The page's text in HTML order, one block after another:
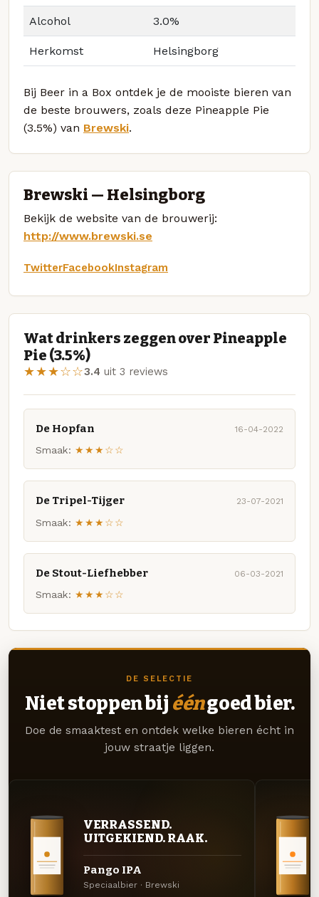
Alcohol 3.0%
Herkomst Helsingborg
Bij Beer in a Box ontdek je de mooiste bieren van
de beste brouwers, zoals deze Pineapple Pie
(3.5%) van Brewski.
Brewski — Helsingborg
Bekijk de website van de brouwerij:
http://www.brewski.se
TwitterFacebookInstagram
Wat drinkers zeggen over Pineapple
Pie (3.5%)
★★★☆☆3.4 uit 3 reviews
De Hopfan 16-04-2022
Smaak: ★★★☆☆
De Tripel-Tijger 23-07-2021
Smaak: ★★★☆☆
De Stout-Liefhebber 06-03-2021
Smaak: ★★★☆☆
DE SELECTIE
Niet stoppen bij ééngoed bier.
Doe de smaaktest en ontdek welke bieren écht in
jouw straatje liggen.
VERRASSEND.
UITGEKIEND. RAAK.
Pango IPA
Speciaalbier · Brewski